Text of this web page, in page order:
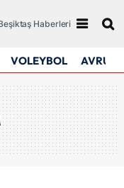
Haberleri
VOLEYBOL